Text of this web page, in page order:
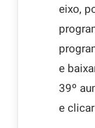
eixo,
e
39º
e